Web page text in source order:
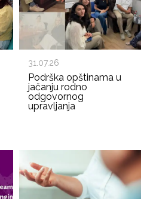
31.07.26
Podrška opštinama u
jačanju rodno
odgovornog
upravljanja